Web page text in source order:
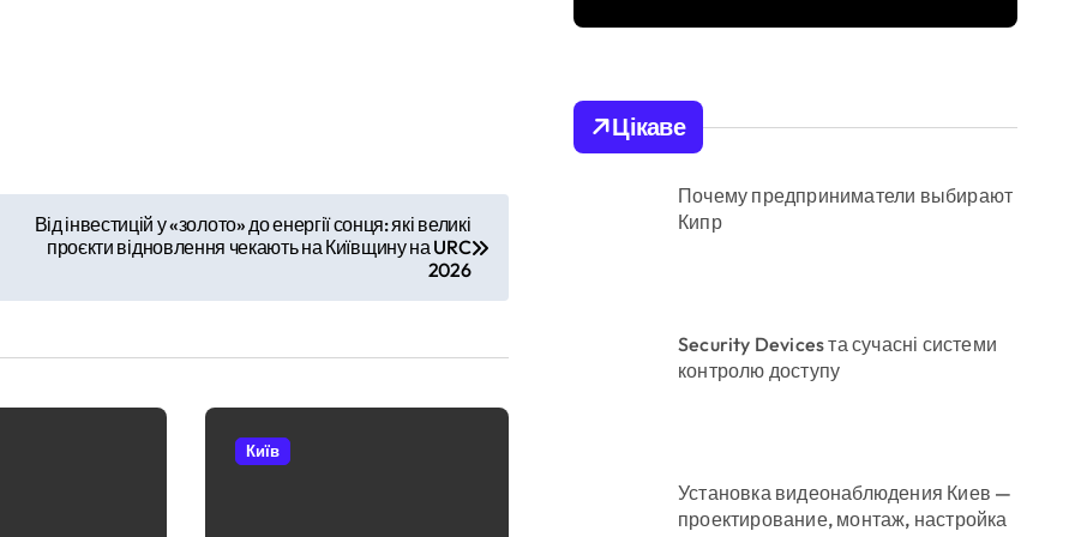
витрати на контрактне навчання: кому доступна допомога та як її отримати
гривень перетворилися на цифри на папері
схему фіктивних шлюбів для еміграції
з незаконної вирубки лісу
до Хрещатого парку в Києві завдяки новій петиції
віком 26 років загинув, а його пасажирка в критичному стані
смертельної сутички в хостелі
Австрії життєво важливе енергетичне устаткування
студентів через 3 кг психотропних речовин та їхнє фасування для продажу
Від інвестицій у «золото» до енергії сонця: які великі
проєкти відновлення чекають на Київщину на URC
2026
Київ
зайнятості
Цікаве
Почему предприниматели выбирают
Кипр
Security Devices та сучасні системи
контролю доступу
Установка видеонаблюдения Киев —
проектирование, монтаж, настройка